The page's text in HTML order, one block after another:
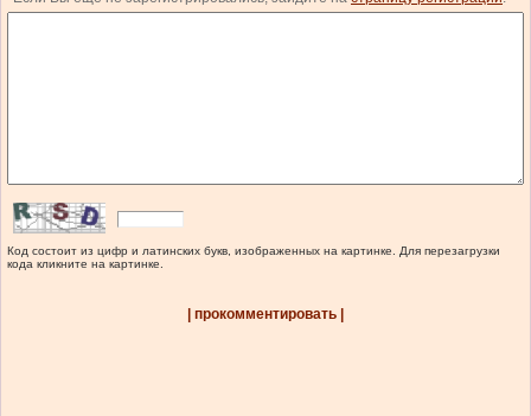
Код состоит из цифр и латинских букв, изображенных на картинке. Для перезагрузки
кода кликните на картинке.
| прокомментировать |